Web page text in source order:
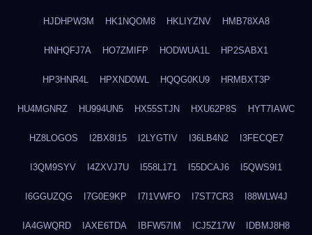
HJDHPW3M HK1NQOM8 HKLIYZNV HMB78XA8
HNHQFJ7A HO7ZMIFP HODWUA1L HP2SABX1
HP3HNR4L HPXND0WL HQQG0KU9 HRMBXT3P
HU4MGNRZ HU994UN5 HX55STJN HXU62P8S HYT7IAWC
HZ8LOGOS I2BX8I15 I2LYGTIV I36LB4N2 I3FECQE7
I3QM9SYV I4ZXVJ7U I558L171 I55DCAJ6 I5QWS9I1
I6GGUZQG I7G0E9KP I7I1VWFO I7ST7CR3 I88WLW4J
IA4GWQRD IAXE6TDA IBFW57IM ICJ5Z17W IDBMJ8H8